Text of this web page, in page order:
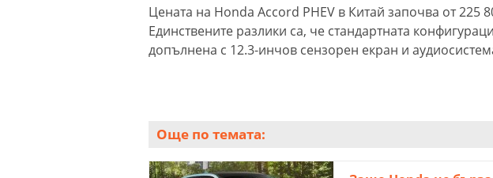
Цената на Honda Accord PHEV в Китай започва от 225
Единствените разлики са, че стандартната
допълнена с 12.3-инчов сензорен екран и
Още по темата: